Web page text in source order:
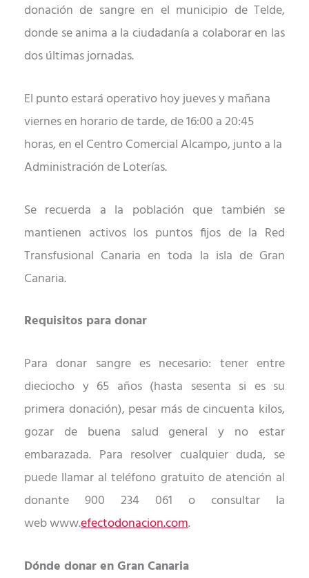
donación de sangre en el municipio de Telde,
donde se anima a la ciudadanía a colaborar en las
dos últimas jornadas.
El punto estará operativo hoy jueves y mañana
viernes en horario de tarde, de 16:00 a 20:45
horas, en el Centro Comercial Alcampo, junto a la
Administración de Loterías.
Se recuerda a la población que también se
mantienen activos los puntos fijos de la Red
Transfusional Canaria en toda la isla de Gran
Canaria.
Requisitos para donar
Para donar sangre es necesario: tener entre
dieciocho y 65 años (hasta sesenta si es su
primera donación), pesar más de cincuenta kilos,
gozar de buena salud general y no estar
embarazada. Para resolver cualquier duda, se
puede llamar al teléfono gratuito de atención al
donante 900 234 061 o consultar la
webwww.efectodonacion.com.
Dónde donar en Gran Canaria